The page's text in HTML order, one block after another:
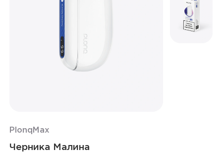
Plonq Max
Черника Малина